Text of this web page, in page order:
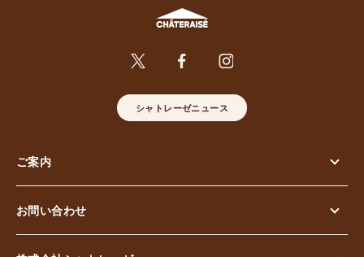
シャトレーゼニュース
ご案内
お問い合わせ